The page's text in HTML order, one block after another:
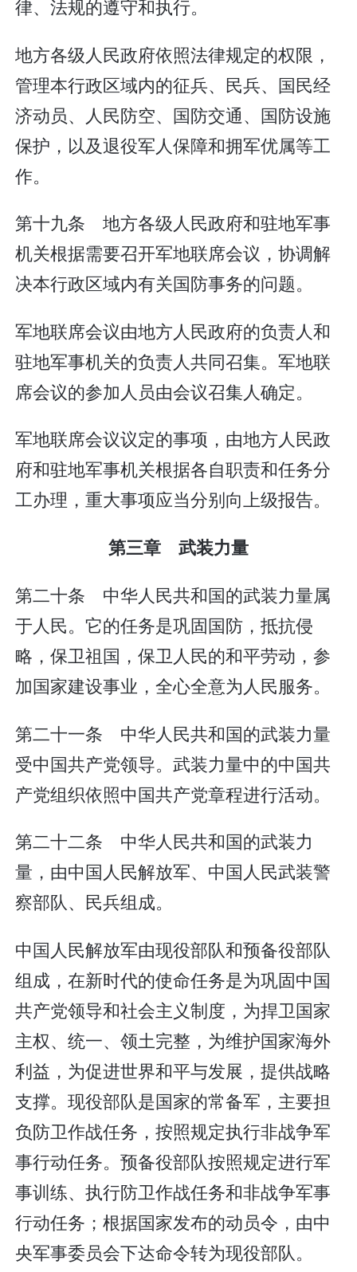
律、法规的遵守和执行。
地方各级人民政府依照法律规定的权限，
管理本行政区域内的征兵、民兵、国民经
济动员、人民防空、国防交通、国防设施
保护，以及退役军人保障和拥军优属等工
作。
第十九条 地方各级人民政府和驻地军事
机关根据需要召开军地联席会议，协调解
决本行政区域内有关国防事务的问题。
军地联席会议由地方人民政府的负责人和
驻地军事机关的负责人共同召集。军地联
席会议的参加人员由会议召集人确定。
军地联席会议议定的事项，由地方人民政
府和驻地军事机关根据各自职责和任务分
工办理，重大事项应当分别向上级报告。
第三章 武装力量
第二十条 中华人民共和国的武装力量属
于人民。它的任务是巩固国防，抵抗侵
略，保卫祖国，保卫人民的和平劳动，参
加国家建设事业，全心全意为人民服务。
第二十一条 中华人民共和国的武装力量
受中国共产党领导。武装力量中的中国共
产党组织依照中国共产党章程进行活动。
第二十二条 中华人民共和国的武装力
量，由中国人民解放军、中国人民武装警
察部队、民兵组成。
中国人民解放军由现役部队和预备役部队
组成，在新时代的使命任务是为巩固中国
共产党领导和社会主义制度，为捍卫国家
主权、统一、领土完整，为维护国家海外
利益，为促进世界和平与发展，提供战略
支撑。现役部队是国家的常备军，主要担
负防卫作战任务，按照规定执行非战争军
事行动任务。预备役部队按照规定进行军
事训练、执行防卫作战任务和非战争军事
行动任务；根据国家发布的动员令，由中
央军事委员会下达命令转为现役部队。